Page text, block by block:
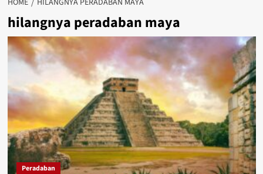
HOME HILANGNYA PERADABAN MAYA
hilangnya peradaban maya
Peradaban